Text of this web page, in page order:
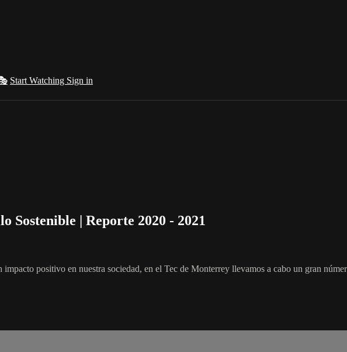
Start Watching Sign in
Sostenible | Reporte 2020 - 2021
positivo en nuestra sociedad, en el Tec de Monterrey llevamos a cabo un gran